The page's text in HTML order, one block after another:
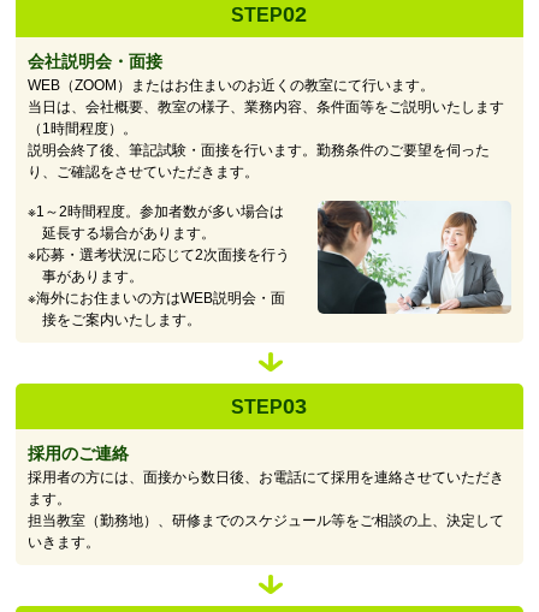
STEP02
会社説明会・面接
WEB（ZOOM）またはお住まいのお近くの教室にて行います。
当日は、会社概要、教室の様子、業務内容、条件面等をご説明いたします
（1時間程度）。
説明会終了後、筆記試験・面接を行います。勤務条件のご要望を伺った
り、ご確認をさせていただきます。
※1～2時間程度。参加者数が多い場合は
延長する場合があります。
※応募・選考状況に応じて2次面接を行う
事があります。
※海外にお住まいの方はWEB説明会・面
接をご案内いたします。
STEP03
採用のご連絡
採用者の方には、面接から数日後、お電話にて採用を連絡させていただき
ます。
担当教室（勤務地）、研修までのスケジュール等をご相談の上、決定して
いきます。